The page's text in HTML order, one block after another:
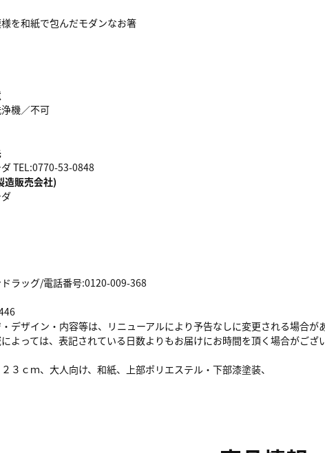
を和紙で包んだモダンなお箸
機／不可
TEL:0770-53-0848
造販売会社)
ラッグ/電話番号:0120-009-368
デザイン・内容等は、リニューアルにより予告なしに変更される場合が
よっては、表記されている日数よりもお届けにお時間を頂く場合がござい
３ｃｍ、大人向け、和紙、上部ポリエステル・下部漆塗装、